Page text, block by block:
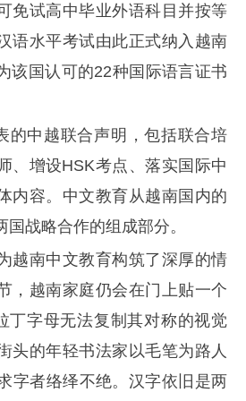
免试高中毕业外语科目并按等
语水平考试由此正式纳入越南
该国认可的22种国际语言证书
中越联合声明，包括联合培
、增设HSK考点、落实国际中
内容。中文教育从越南国内的
战略合作的组成部分。
南中文教育构筑了深厚的情
，越南家庭仍会在门上贴一个
丁字母无法复制其对称的视觉
头的年轻书法家以毛笔为路人
求字者络绎不绝。汉字依旧是两